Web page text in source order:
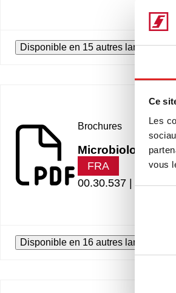
Ce
Les
vous
Disponible en 15 autres langues
Brochures
Microbiologie
FRA
00.30.537 |2.10 MB
Disponible en 16 autres langues